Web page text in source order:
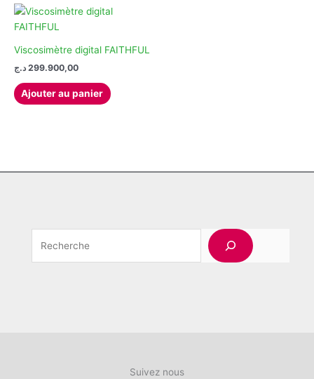
Viscosimètre digital FAITHFUL
299.900,00 د.ج
Ajouter au panier
Rechercher
Suivez nous